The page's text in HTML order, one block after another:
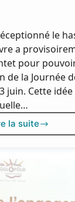
le
a
pour
de la Journée
juin. Cette idée
la suite
Nouveau
hashtag
#MÈZE